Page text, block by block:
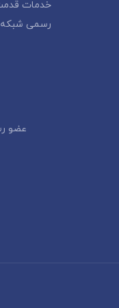
خدمات
رسمی شبکه
عضو